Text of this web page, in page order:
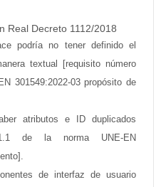
Decreto 1112/2018
podría no tener definido el
textual [requisito número
301549:2022-03 propósito de
atributos e ID duplicados
de la norma UNE-EN
de interfaz de usuario